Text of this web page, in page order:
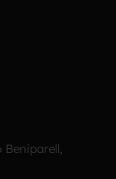
Beniparell,